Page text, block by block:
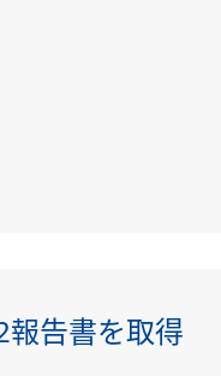
報告書を取得